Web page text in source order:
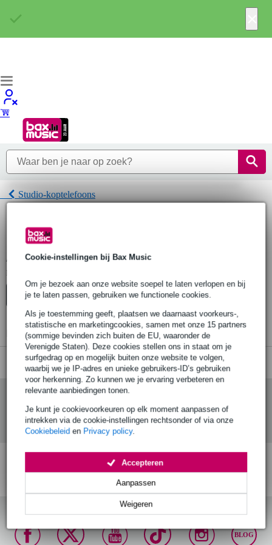
Cookie-instellingen bij Bax Music
Om je bezoek aan onze website soepel te laten verlopen en bij
je te laten passen, gebruiken we functionele cookies.
Als je toestemming geeft, plaatsen we daarnaast voorkeurs-,
statistische en marketingcookies, samen met onze 15 partners
(sommige bevinden zich buiten de EU, waaronder de
Verenigde Staten). Deze cookies stellen ons in staat om je
surfgedrag op en mogelijk buiten onze website te volgen,
waarbij we je IP-adres en unieke gebruikers-ID’s gebruiken
voor herkenning. Zo kunnen we je ervaring verbeteren en
relevante aanbiedingen tonen.
Je kunt je cookievoorkeuren op elk moment aanpassen of
intrekken via de cookie-instellingen rechtsonder of via onze
Cookiebeleid en Privacy policy.
Weigeren
Aanpassen
Accepteren
Studio-koptelefoons
Studio-koptelefoons
Audio Technica Studio-koptelefoons
Top-10 Start Keuzehulp Advies
Er zijn geen producten gevonden.
Gratis verzending vanaf
Voor 23:00 besteld,
maandag in huis (mits
op voorraad)
30 dagen 'niet goed
BLOG